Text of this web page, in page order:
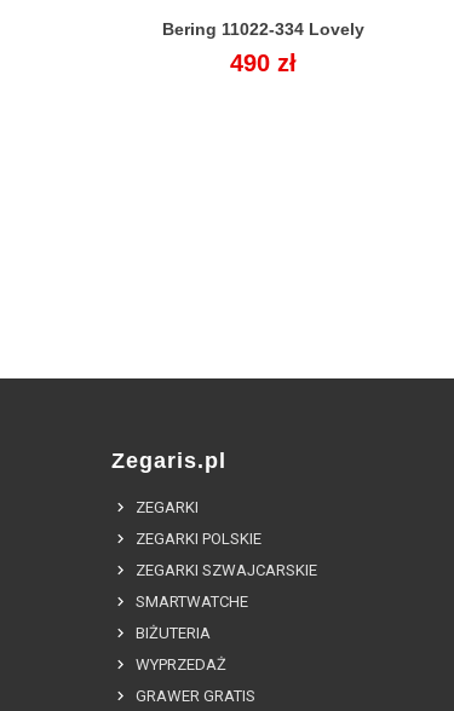
Bering 11022-334 Lovely
Cena
490 zł

Zegaris.pl
ZEGARKI
ZEGARKI POLSKIE
ZEGARKI SZWAJCARSKIE
SMARTWATCHE
BIŻUTERIA
WYPRZEDAŻ
GRAWER GRATIS